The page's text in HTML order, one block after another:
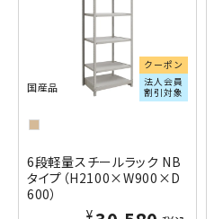
クーポン
法人会員
割引対象
国産品
6段軽量スチールラック NB
タイプ（H2100×W900×D
600）